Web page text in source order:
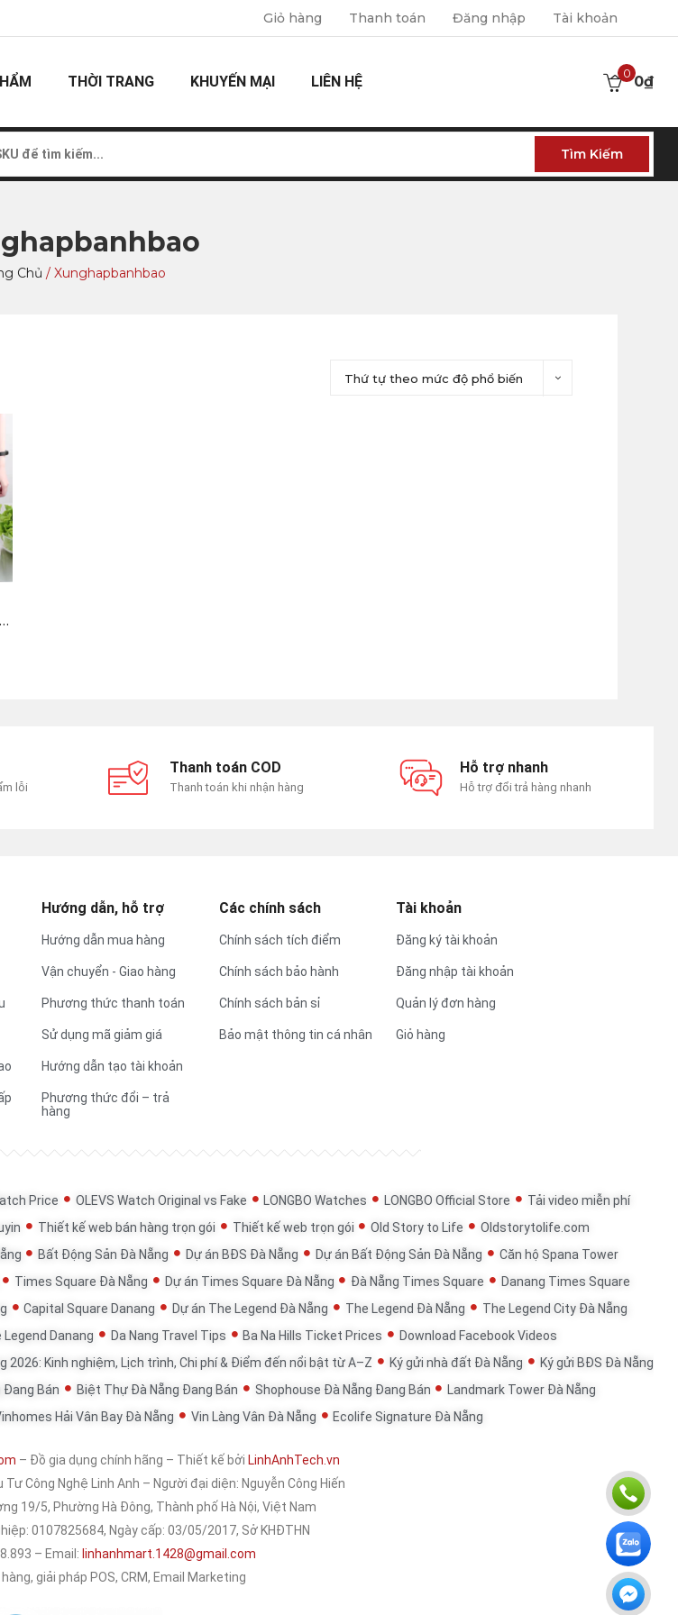
Giỏ hàng Thanh toán Đăng nhập Tài khoản
THỜI TRANG KHUYẾN MẠI LIÊN HỆ 0₫
0
Tìm Kiếm
Chủ / Xunghapbanhbao
Thứ tự theo mức độ phổ biến
lỗi
Thanh toán COD
Thanh toán khi nhận hàng
Hỗ trợ nhanh
Hỗ trợ đổi trả hàng nhanh
Hướng dẫn, hỗ trợ
Hướng dẫn mua hàng
Vận chuyển - Giao hàng
Phương thức thanh toán
Sử dụng mã giảm giá
Hướng dẫn tạo tài khoản
Phương thức đổi – trả
hàng
Các chính sách
Chính sách tích điểm
Chính sách bảo hành
Chính sách bản sỉ
Bảo mật thông tin cá nhân
Tài khoản
Đăng ký tài khoản
Đăng nhập tài khoản
Quản lý đơn hàng
Giỏ hàng
Price OLEVS Watch Original vs Fake LONGBO Watches LONGBO Official Store
Tải video miễn phí
Thiết kế web bán hàng trọn gói Thiết kế web trọn gói Old Story to Life
Oldstorytolife.com
Bất Động Sản Đà Nẵng Dự án BĐS Đà Nẵng Dự án Bất Động Sản Đà Nẵng
Căn hộ Spana Tower
Times Square Đà Nẵng Dự án Times Square Đà Nẵng Đà Nẵng Times Square
Danang Times Square
Capital Square Danang Dự án The Legend Đà Nẵng The Legend Đà Nẵng
The Legend City Đà Nẵng
Legend Danang Da Nang Travel Tips Ba Na Hills Ticket Prices
Download Facebook Videos
2026: Kinh nghiệm, Lịch trình, Chi phí & Điểm đến nổi bật từ A–Z Ký gửi nhà đất Đà Nẵng
Ký gửi BĐS Đà Nẵng
Đang Bán Biệt Thự Đà Nẵng Đang Bán Shophouse Đà Nẵng Đang Bán
Landmark Tower Đà Nẵng
Hải Vân Bay Đà Nẵng Vin Làng Vân Đà Nẵng Ecolife Signature Đà Nẵng
– Đồ gia dụng chính hãng – Thiết kế bởi LinhAnhTech.vn
Tư Công Nghệ Linh Anh – Người đại diện: Nguyễn Công Hiến
19/5, Phường Hà Đông, Thành phố Hà Nội, Việt Nam
0107825684, Ngày cấp: 03/05/2017, Sở KHĐTHN
– Email: linhanhmart.1428@gmail.com
giải pháp POS, CRM, Email Marketing